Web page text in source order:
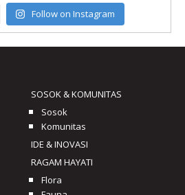
Follow on Instagram
SOSOK & KOMUNITAS
Sosok
Komunitas
IDE & INOVASI
RAGAM HAYATI
Flora